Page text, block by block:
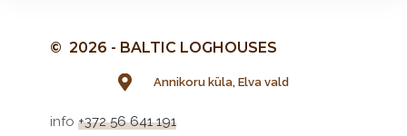
© 2026 - BALTIC LOGHOUSES
Annikoru küla, Elva vald
info +372 56 641 191